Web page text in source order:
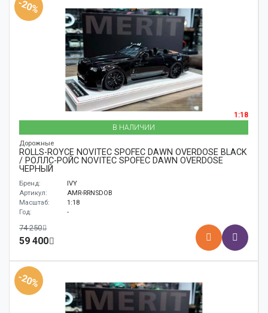
-20%
1:18
В НАЛИЧИИ
Дорожные
ROLLS-ROYCE NOVITEC SPOFEC DAWN OVERDOSE BLACK
/ РОЛЛС-РОЙС NOVITEC SPOFEC DAWN OVERDOSE
ЧЕРНЫЙ
Бренд:
IVY
Артикул:
AMR-RRNSDOB
Масштаб:
1:18
Год:
-
74 250
59 400
-20%